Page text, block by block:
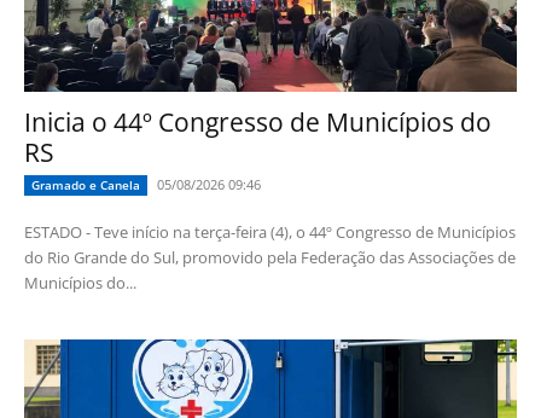
Inicia o 44º Congresso de Municípios do
RS
Gramado e Canela 05/08/2026 09:46
ESTADO - Teve início na terça-feira (4), o 44º Congresso de Municípios
do Rio Grande do Sul, promovido pela Federação das Associações de
Municípios do...